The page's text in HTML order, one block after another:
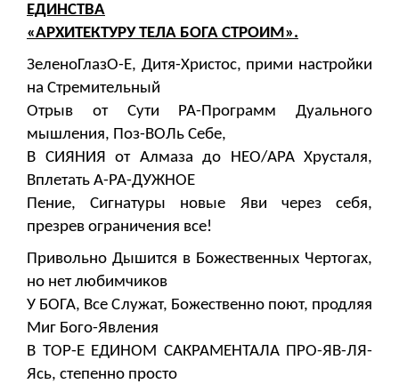
ЕДИНСТВА
«АРХИТЕКТУРУ ТЕЛА БОГА СТРОИМ».
ЗеленоГлазО-Е, Дитя-Христос, прими настройки
на Стремительный
Отрыв от Сути РА-Программ Дуального
мышления, Поз-ВОЛь Себе,
В СИЯНИЯ от Алмаза до НЕО/АРА Хрусталя,
Вплетать А-РА-ДУЖНОЕ
Пение, Сигнатуры новые Яви через себя,
презрев ограничения все!
Привольно Дышится в Божественных Чертогах,
но нет любимчиков
У БОГА, Все Служат, Божественно поют, продляя
Миг Бого-Явления
В ТОР-Е ЕДИНОМ САКРАМЕНТАЛА ПРО-ЯВ-ЛЯ-
Ясь, степенно просто